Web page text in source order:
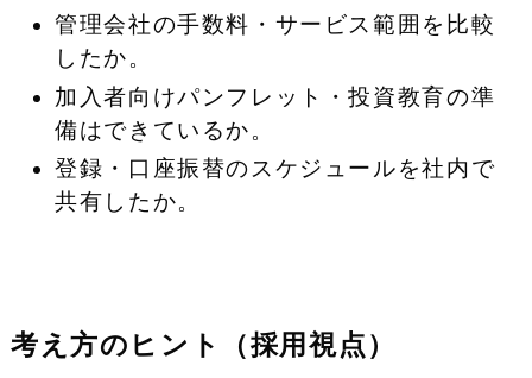
管理会社の手数料・サービス範囲を比較
したか。
加入者向けパンフレット・投資教育の準
備はできているか。
登録・口座振替のスケジュールを社内で
共有したか。
考え方のヒント（採用視点）